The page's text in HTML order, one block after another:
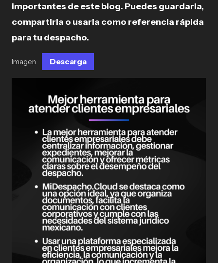
importantes de este blog. Puedes guardarla,
compartirla o usarla como referencia rápida
para tu despacho.
Imagen Descarga